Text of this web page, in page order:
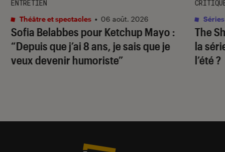
Sofia Belabbes pour Ketchup Mayo :
“Depuis que j’ai 8 ans, je sais que je
veux devenir humoriste”
ENTRETIEN
Théâtre et spectacles • 06 août. 2026
The
la
l’été ?
Séries